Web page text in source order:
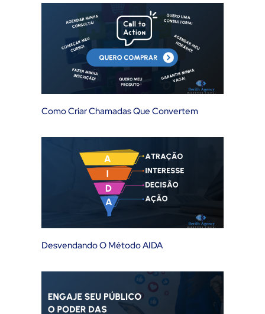
Como Criar Chamadas Que Convertem
Desvendando O Método AIDA